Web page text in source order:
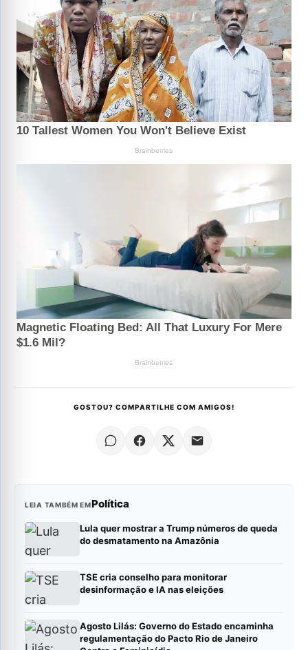
GOSTOU? COMPARTILHE COM AMIGOS!
LEIA TAMBÉM EMPolítica
Lula quer mostrar a Trump números de queda
do desmatamento na Amazônia
TSE cria conselho para monitorar
desinformação e IA nas eleições
Agosto Lilás: Governo do Estado encaminha
regulamentação do Pacto Rio de Janeiro